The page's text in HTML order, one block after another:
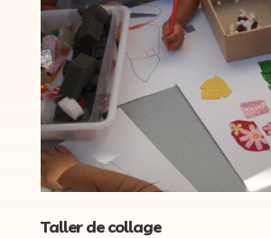
Taller de collage